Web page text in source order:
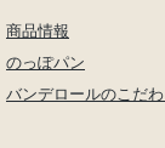
商品情報
のっぽパン
バンデロールのこだ